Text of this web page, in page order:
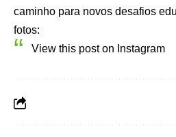
caminho para novos desafios
fotos:
View this post on Instagram